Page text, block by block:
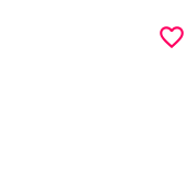
favorite_border